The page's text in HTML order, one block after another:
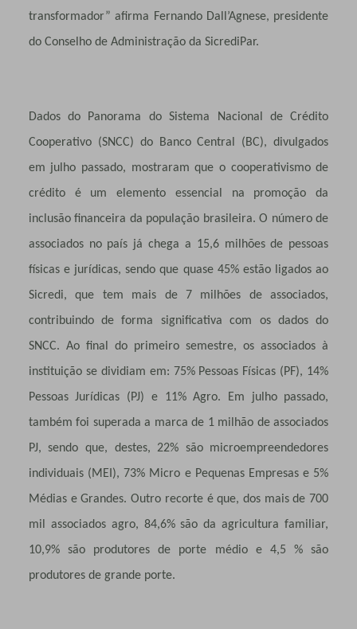
transformador” afirma Fernando Dall’Agnese, presidente
do Conselho de Administração da SicrediPar.
Dados do Panorama do Sistema Nacional de Crédito
Cooperativo (SNCC) do Banco Central (BC), divulgados
em julho passado, mostraram que o cooperativismo de
crédito é um elemento essencial na promoção da
inclusão financeira da população brasileira. O número de
associados no país já chega a 15,6 milhões de pessoas
físicas e jurídicas, sendo que quase 45% estão ligados ao
Sicredi, que tem mais de 7 milhões de associados,
contribuindo de forma significativa com os dados do
SNCC. Ao final do primeiro semestre, os associados à
instituição se dividiam em: 75% Pessoas Físicas (PF), 14%
Pessoas Jurídicas (PJ) e 11% Agro. Em julho passado,
também foi superada a marca de 1 milhão de associados
PJ, sendo que, destes, 22% são microempreendedores
individuais (MEI), 73% Micro e Pequenas Empresas e 5%
Médias e Grandes. Outro recorte é que, dos mais de 700
mil associados agro, 84,6% são da agricultura familiar,
10,9% são produtores de porte médio e 4,5 % são
produtores de grande porte.